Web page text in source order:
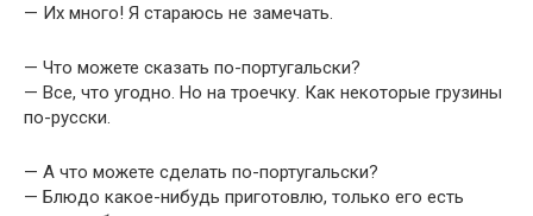
— Их много! Я стараюсь не замечать.
— Что можете сказать по-португальски?
— Все, что угодно. Но на троечку. Как некоторые грузины
по-русски.
— А что можете сделать по-португальски?
— Блюдо какое-нибудь приготовлю, только его есть